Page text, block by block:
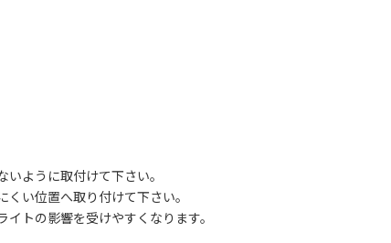
ように取付けて下さい。
い位置へ取り付けて下さい。
トの影響を受けやすくなります。